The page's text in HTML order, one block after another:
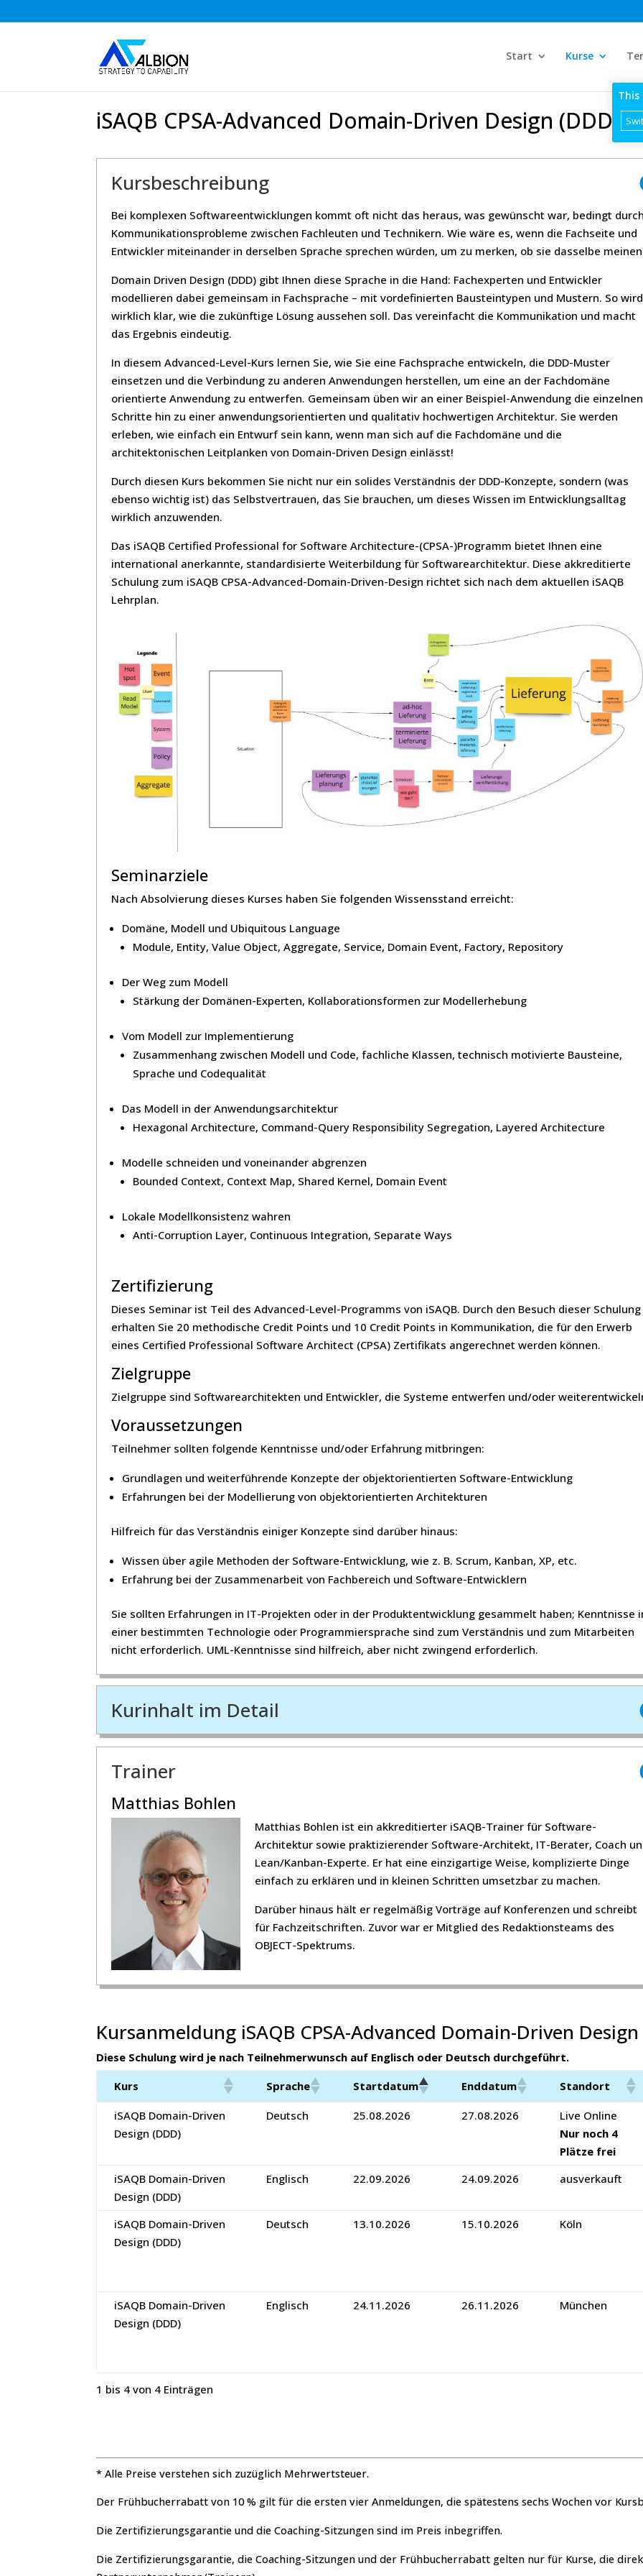
Start Kurse
This
iSAQB CPSA-Advanced Domain-Driven Design (DDD)
Kursbeschreibung
Bei komplexen Softwareentwicklungen kommt oft nicht das heraus, was gewünscht war, bedingt
Kommunikationsprobleme zwischen Fachleuten und Technikern. Wie wäre es, wenn die Fachseite und
Entwickler miteinander in derselben Sprache sprechen würden, um zu merken, ob sie dasselbe
Domain Driven Design (DDD) gibt Ihnen diese Sprache in die Hand: Fachexperten und Entwickler
modellieren dabei gemeinsam in Fachsprache – mit vordefinierten Bausteintypen und Mustern. So wird
wirklich klar, wie die zukünftige Lösung aussehen soll. Das vereinfacht die Kommunikation und macht
das Ergebnis eindeutig.
In diesem Advanced-Level-Kurs lernen Sie, wie Sie eine Fachsprache entwickeln, die DDD-Muster
einsetzen und die Verbindung zu anderen Anwendungen herstellen, um eine an der Fachdomäne
orientierte Anwendung zu entwerfen. Gemeinsam üben wir an einer Beispiel-Anwendung die einzelnen
Schritte hin zu einer anwendungsorientierten und qualitativ hochwertigen Architektur. Sie werden
erleben, wie einfach ein Entwurf sein kann, wenn man sich auf die Fachdomäne und die
architektonischen Leitplanken von Domain-Driven Design einlässt!
Durch diesen Kurs bekommen Sie nicht nur ein solides Verständnis der DDD-Konzepte, sondern (was
ebenso wichtig ist) das Selbstvertrauen, das Sie brauchen, um dieses Wissen im Entwicklungsalltag
wirklich anzuwenden.
Das iSAQB Certified Professional for Software Architecture-(CPSA-)Programm bietet Ihnen eine
international anerkannte, standardisierte Weiterbildung für Softwarearchitektur. Diese akkreditierte
Schulung zum iSAQB CPSA-Advanced-Domain-Driven-Design richtet sich nach dem aktuellen iSAQB
Lehrplan.
Seminarziele
Nach Absolvierung dieses Kurses haben Sie folgenden Wissensstand erreicht:
Domäne, Modell und Ubiquitous Language
Module, Entity, Value Object, Aggregate, Service, Domain Event, Factory, Repository
Der Weg zum Modell
Stärkung der Domänen-Experten, Kollaborationsformen zur Modellerhebung
Vom Modell zur Implementierung
Zusammenhang zwischen Modell und Code, fachliche Klassen, technisch motivierte Bausteine,
Sprache und Codequalität
Das Modell in der Anwendungsarchitektur
Hexagonal Architecture, Command-Query Responsibility Segregation, Layered Architecture
Modelle schneiden und voneinander abgrenzen
Bounded Context, Context Map, Shared Kernel, Domain Event
Lokale Modellkonsistenz wahren
Anti-Corruption Layer, Continuous Integration, Separate Ways
Zertifizierung
Dieses Seminar ist Teil des Advanced-Level-Programms von iSAQB. Durch den Besuch dieser Schulung
erhalten Sie 20 methodische Credit Points und 10 Credit Points in Kommunikation, die für den Erwerb
eines Certified Professional Software Architect (CPSA) Zertifikats angerechnet werden können.
Zielgruppe
Zielgruppe sind Softwarearchitekten und Entwickler, die Systeme entwerfen und/oder
Voraussetzungen
Teilnehmer sollten folgende Kenntnisse und/oder Erfahrung mitbringen:
Grundlagen und weiterführende Konzepte der objektorientierten Software-Entwicklung
Erfahrungen bei der Modellierung von objektorientierten Architekturen
Hilfreich für das Verständnis einiger Konzepte sind darüber hinaus:
Wissen über agile Methoden der Software-Entwicklung, wie z. B. Scrum, Kanban, XP, etc.
Erfahrung bei der Zusammenarbeit von Fachbereich und Software-Entwicklern
Sie sollten Erfahrungen in IT-Projekten oder in der Produktentwicklung gesammelt haben; Kenntnisse
einer bestimmten Technologie oder Programmiersprache sind zum Verständnis und zum Mitarbeiten
nicht erforderlich. UML-Kenntnisse sind hilfreich, aber nicht zwingend erforderlich.
Kurinhalt im Detail
Trainer
Matthias Bohlen
Matthias Bohlen ist ein akkreditierter iSAQB-Trainer für Software-
Architektur sowie praktizierender Software-Architekt, IT-Berater, Coach
Lean/Kanban-Experte. Er hat eine einzigartige Weise, komplizierte Dinge
einfach zu erklären und in kleinen Schritten umsetzbar zu machen.
Darüber hinaus hält er regelmäßig Vorträge auf Konferenzen und schreibt
für Fachzeitschriften. Zuvor war er Mitglied des Redaktionsteams des
OBJECT-Spektrums.
Kursanmeldung iSAQB CPSA-Advanced Domain-Driven
Diese Schulung wird je nach Teilnehmerwunsch auf Englisch oder Deutsch durchgeführt.
Kurs
Sprache Startdatum Enddatum Standort
iSAQB Domain-Driven
Design (DDD)
Deutsch 25.08.2026 27.08.2026
Live Online
Nur noch 4
Plätze frei
iSAQB Domain-Driven
Design (DDD)
Englisch 22.09.2026 24.09.2026 ausverkauft
iSAQB Domain-Driven
Design (DDD)
Deutsch 13.10.2026 15.10.2026 Köln
iSAQB Domain-Driven
Design (DDD)
Englisch 24.11.2026 26.11.2026 München
1 bis 4 von 4 Einträgen
* Alle Preise verstehen sich zuzüglich Mehrwertsteuer.
Der Frühbucherrabatt von 10 % gilt für die ersten vier Anmeldungen, die spätestens sechs Wochen vor
Die Zertifizierungsgarantie und die Coaching-Sitzungen sind im Preis inbegriffen.
Die Zertifizierungsgarantie, die Coaching-Sitzungen und der Frühbucherrabatt gelten nur für Kurse, die